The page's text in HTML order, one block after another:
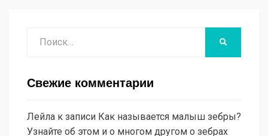
Свежие комментарии
Лейла к записи Как называется малыш зебры?
Узнайте об этом и о многом другом о зебрах